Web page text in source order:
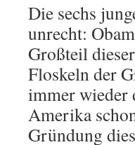
Die sechs
unrecht:
Großteil
Floskeln der
immer wieder
Amerika
Gründung